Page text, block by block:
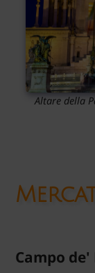
Altare della
Campo de'